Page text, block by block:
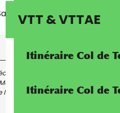
VTT & VTTAE
Itinéraire Col de
Itinéraire Col de
2025 à 11:52
Riviera & Merveilles
:
7628889)